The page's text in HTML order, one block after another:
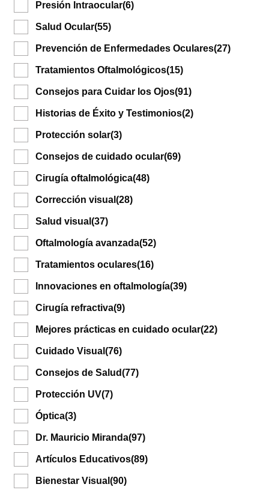
Presión Intraocular(6)
Salud Ocular(55)
Prevención de Enfermedades Oculares(27)
Tratamientos Oftalmológicos(15)
Consejos para Cuidar los Ojos(91)
Historias de Éxito y Testimonios(2)
Protección solar(3)
Consejos de cuidado ocular(69)
Cirugía oftalmológica(48)
Corrección visual (28)
Salud visual (37)
Oftalmología avanzada(52)
Tratamientos oculares(16)
Innovaciones en oftalmología(39)
Cirugía refractiva(9)
Mejores prácticas en cuidado ocular(22)
Cuidado Visual (76)
Consejos de Salud(77)
Protección UV(7)
Óptica(3)
Dr. Mauricio Miranda(97)
Artículos Educativos(89)
Bienestar Visual (90)